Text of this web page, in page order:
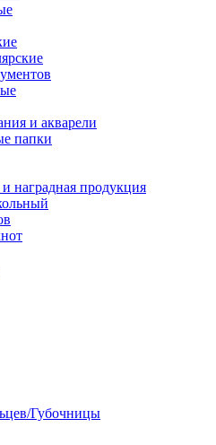
и акварели
папки
наградная продукция
Губочницы